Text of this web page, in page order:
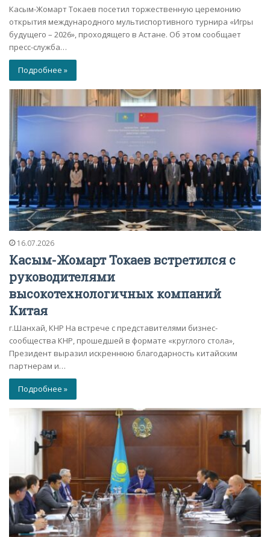
Касым-Жомарт Токаев посетил торжественную церемонию
открытия международного мультиспортивного турнира «Игры
будущего – 2026», проходящего в Астане. Об этом сообщает
пресс-служба…
Подробнее »
16.07.2026
Касым-Жомарт Токаев встретился с
руководителями
высокотехнологичных компаний
Китая
г.Шанхай, КНР На встрече с представителями бизнес-
сообщества КНР, прошедшей в формате «круглого стола»,
Президент выразил искреннюю благодарность китайским
партнерам и…
Подробнее »